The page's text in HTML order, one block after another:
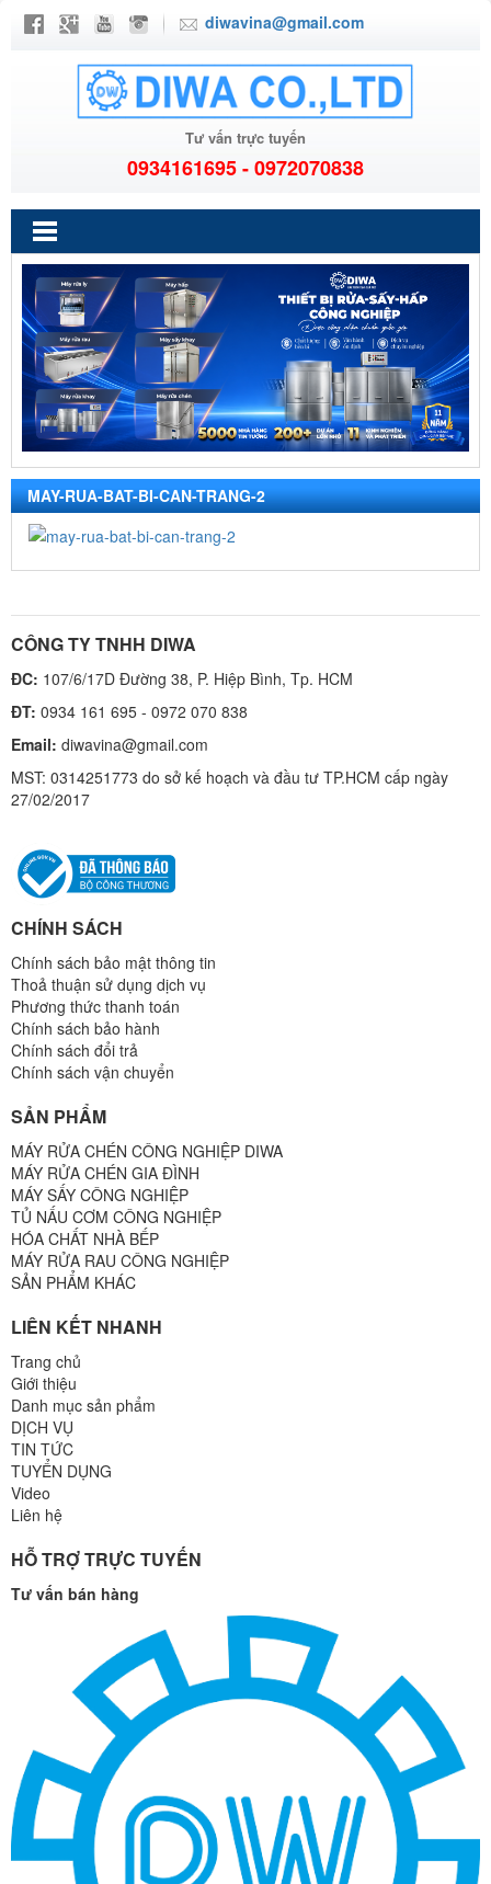
diwavina@gmail.com
Tư vấn trực tuyến
0934161695 - 0972070838
MAY-RUA-BAT-BI-CAN-TRANG-2
CÔNG TY TNHH DIWA
ĐC: 107/6/17D Đường 38, P. Hiệp Bình, Tp. HCM
ĐT: 0934 161 695 - 0972 070 838
Email: diwavina@gmail.com
MST: 0314251773 do sở kế hoạch và đầu tư TP.HCM cấp ngày
27/02/2017
CHÍNH SÁCH
Chính sách bảo mật thông tin
Thoả thuận sử dụng dịch vụ
Phương thức thanh toán
Chính sách bảo hành
Chính sách đổi trả
Chính sách vận chuyển
SẢN PHẨM
MÁY RỬA CHÉN CÔNG NGHIỆP DIWA
MÁY RỬA CHÉN GIA ĐÌNH
MÁY SẤY CÔNG NGHIỆP
TỦ NẤU CƠM CÔNG NGHIỆP
HÓA CHẤT NHÀ BẾP
MÁY RỬA RAU CÔNG NGHIỆP
SẢN PHẨM KHÁC
LIÊN KẾT NHANH
Trang chủ
Giới thiệu
Danh mục sản phẩm
DỊCH VỤ
TIN TỨC
TUYỂN DỤNG
Video
Liên hệ
HỖ TRỢ TRỰC TUYẾN
Tư vấn bán hàng